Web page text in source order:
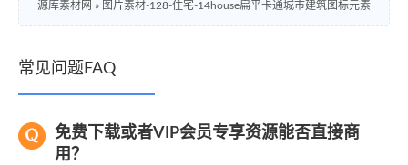
源库素材网 » 图片素材-128-住宅-14house扁平卡通城市建筑图标元素
常见问题FAQ
免费下载或者VIP会员专享资源能否直接商
用？